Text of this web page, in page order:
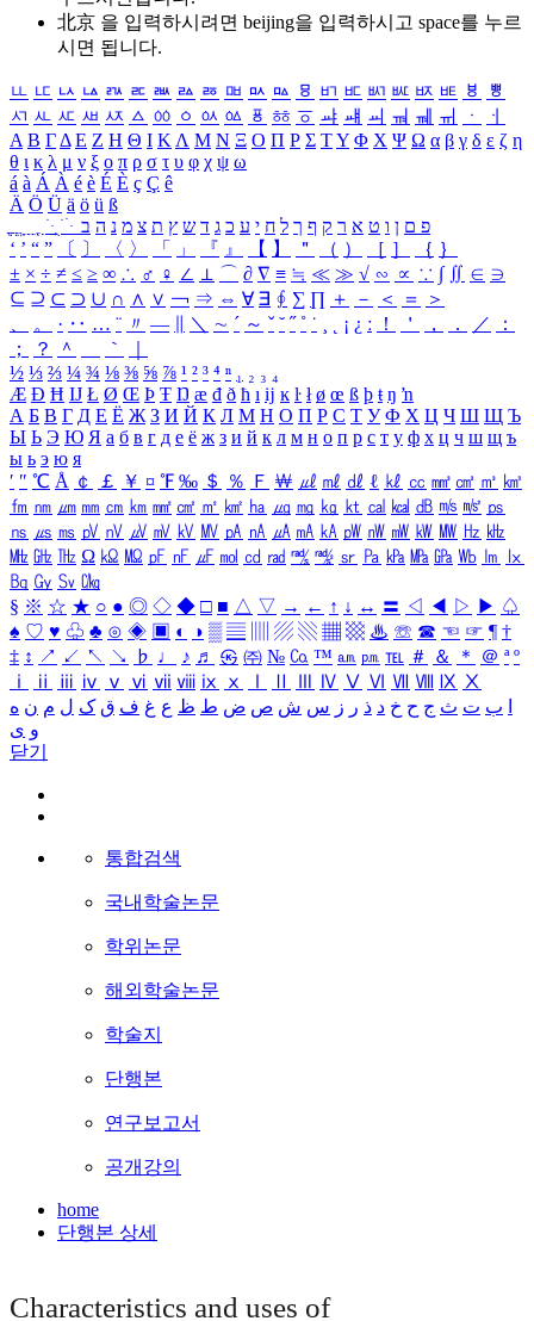
北京 을 입력하시려면 beijing을 입력하시고 space를 누르
시면 됩니다.
ㅥ ㅦ ㅧ ㅨ ㅩ ㅪ ㅫ ㅬ ㅭ ㅮ ㅯ ㅰ ㅱ ㅲ ㅳ ㅴ ㅵ ㅶ ㅷ ㅸ
ㅹ
ㅺ ㅻ ㅼ ㅽ ㅾ ㅿ ㆀ ㆁ ㆂ ㆃ ㆄ ㆅ ㆆ ㆇ ㆈ ㆉ ㆊ ㆋ ㆌ ㆍ
ㆎ
Α Β ΓΔ Ε Ζ Η Θ Ι ΚΛ Μ Ν Ξ Ο Π Ρ Σ ΤΥ Φ Χ Ψ Ω α β γ δ ε ζ η
θ ι κ λ μ ν ξ ο π ρ σ τ υ φ χ ψ ω
á à Á À é è É È ç Ç ê
Ä Ö Ü ä ö ü ß
ִֶֹ ֻּ ׁׂ פ ם ן ו ט א ר ק ף ך ל ח י ע כ ג ד ש ץ ת צ מ נ ה ב
‘ ’ “ ” 〔 〕 〈 〉 「 」 『 』 【 】 ＂ （ ） ［ ］ ｛ ｝
± × ÷ ≠ ≤ ≥ ∞ ∴ ♂ ♀ ∠ ⊥ ⌒ ∂ ∇ ≡ ≒ ≪ ≫ √ ∽ ∝ ∵ ∫ ∬ ∈ ∋
⊆ ⊇ ⊂ ⊃ ∪ ∩ ∧ ∨ ￢ ⇒ ⇔ ∀ ∃ ∮ ∑ ∏ ＋ － ＜ ＝
＞
、
。 · ‥ … ¨ 〃 ― ＼ ∼ ´ ～ ˇ ˘ ˝ ˚ ˙ ¸ ¡ ¿ ː ！ ＇ ， ． ／
：
；
？ ＾ ｀
½ ⅓ ⅔ ¼ ¾ ⅛ ⅜ ⅝ ⅞ ¹ ² ³ ⁴ ⁿ ₁ ₂ ₃ ₄
Æ Ð Ħ Ĳ Ł Ø Œ Þ Ŧ Ŋ æ đ ð ħ ı ĳ ĸ ŀ ł ø œ ß þ ŧ ŋ ŉ
А Б В Г Д Е Ё Ж З И Й К Л М Н О П Р С Т У Ф Х Ц Ч Ш Щ Ъ
Ы Ь Э Ю Я а б в г д е ё ж з и й к л м н о п р с т у ф х ц ч ш щ ъ
ы ь э ю я
′ ″ ℃ Å ￠ ￡ ￥ ¤ ℉ ‰ ＄ ％ Ｆ ￦ ㎕ ㎖ ㎗ ℓ ㎘ ㏄ ㎣ ㎤ ㎥ ㎦
㎙ ㎚ ㎛ ㎜ ㎝ ㎞ ㎟ ㎠ ㎡ ㎢ ㏊ ㎍ ㎎ ㎏ ㏏ ㎈ ㎉ ㏈ ㎧ ㎨ ㎰
㎱ ㎲ ㎳ ㎴ ㎵ ㎶ ㎷ ㎸ ㎹ ㎀ ㎁ ㎂ ㎃ ㎄ ㎺ ㎻ ㎽ ㎾ ㎿ ㎐ ㎑
㎒ ㎓ ㎔ Ω ㏀ ㏁ ㎊ ㎋ ㎌ ㏖ ㏅ ㎭ ㎮ ㎯ ㏛ ㎩ ㎪ ㎫ ㎬ ㏝ ㏐
㏓
㏃ ㏉ ㏜ ㏆
§ ※ ☆ ★ ○ ● ◎ ◇ ◆ □ ■ △ ▽ → ← ↑ ↓ ↔ 〓 ◁ ◀ ▷ ▶ ♤
♠ ♡ ♥ ♧ ♣ ⊙ ◈ ▣ ◐ ◑ ▒ ▤ ▨ ▧ ▦ ▩ ♨ ☏ ☎ ☜ ☞ ¶ †
‡ ↕ ↗ ↙ ↖ ↘ ♭ ♩ ♪ ♬ ㉿ ㈜ № ㏇ ™ ㏂ ㏘ ℡ ＃ ＆ ＊ ＠ ª º
ⅰ
ⅱ ⅲ ⅳ ⅴ ⅵ ⅶ ⅷ ⅸ ⅹ Ⅳ Ⅴ Ⅵ Ⅶ Ⅷ Ⅸ Ⅹ
ب ت ث ج ح خ د ذ ر ز س ش ص ض ط ظ ع غ ف ق ک ل م ن ه
و ی
닫기
통합검색
국내학술논문
학위논문
해외학술논문
학술지
단행본
연구보고서
공개강의
home
단행본 상세
Characteristics and uses of